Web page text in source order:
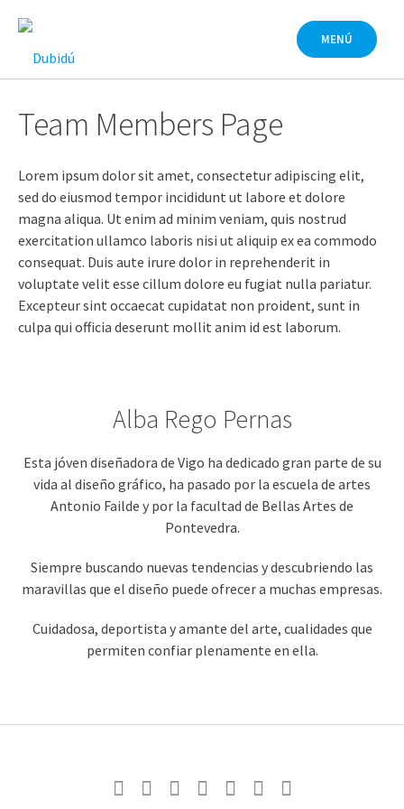
contenido
MENÚ
Team Members Page
Lorem ipsum dolor sit amet, consectetur adipiscing elit,
sed do eiusmod tempor incididunt ut labore et dolore
magna aliqua. Ut enim ad minim veniam, quis nostrud
exercitation ullamco laboris nisi ut aliquip ex ea commodo
consequat. Duis aute irure dolor in reprehenderit in
voluptate velit esse cillum dolore eu fugiat nulla pariatur.
Excepteur sint occaecat cupidatat non proident, sunt in
culpa qui officia deserunt mollit anim id est laborum.
Alba Rego Pernas
Esta jóven diseñadora de Vigo ha dedicado gran parte de su
vida al diseño gráfico, ha pasado por la escuela de artes
Antonio Failde y por la facultad de Bellas Artes de
Pontevedra.
Siempre buscando nuevas tendencias y descubriendo las
maravillas que el diseño puede ofrecer a muchas empresas.
Cuidadosa, deportista y amante del arte, cualidades que
permiten confiar plenamente en ella.